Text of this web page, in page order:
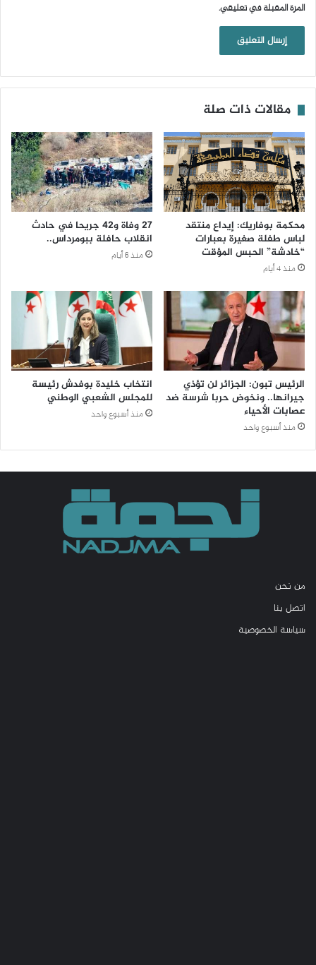
المرة المقبلة في تعليقي.
مقالات ذات صلة
محكمة بوفاريك: إيداع منتقد
لباس طفلة صغيرة بعبارات
“خادشة” الحبس المؤقت
منذ 4 أيام
27 وفاة و42 جريحا في حادث
انقلاب حافلة ببومرداس..
منذ 6 أيام
الرئيس تبون: الجزائر لن تؤذي
جيرانها.. ونخوض حربا شرسة ضد
عصابات الأحياء
منذ أسبوع واحد
انتخاب خليدة بوفدش رئيسة
للمجلس الشعبي الوطني
منذ أسبوع واحد
من نحن
اتصل بنا
سياسة الخصوصية